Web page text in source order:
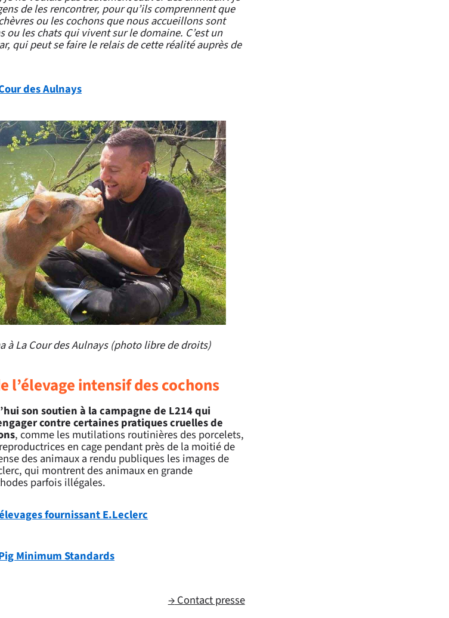
de les rencontrer, pour qu’ils comprennent que
ou les cochons que nous accueillons sont
ou les chats qui vivent sur le domaine. C’est un
qui peut se faire le relais de cette réalité auprès de
des Aulnays
à La Cour des Aulnays (photo libre de droits)
l’élevage intensif des cochons
son soutien à la campagne de L214 qui
contre certaines pratiques cruelles de
, comme les mutilations routinières des porcelets,
en cage pendant près de la moitié de
des animaux a rendu publiques les images de
qui montrent des animaux en grande
parfois illégales.
fournissant E.Leclerc
Minimum Standards
→Contact presse